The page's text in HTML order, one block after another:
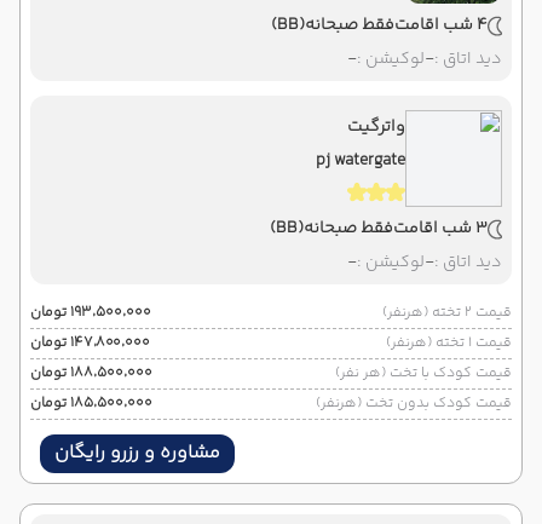
4 شب اقامت فقط صبحانه(BB)
دید اتاق :-لوکیشن :-
واترگیت
pj watergate
3 شب اقامت فقط صبحانه(BB)
دید اتاق :-لوکیشن :-
قیمت 2 تخته (هرنفر)
۱۹۳٬۵۰۰٬۰۰۰ تومان
قیمت 1 تخته (هرنفر)
۱۴۷٬۸۰۰٬۰۰۰ تومان
قیمت کودک با تخت (هر نفر)
۱۸۸٬۵۰۰٬۰۰۰ تومان
قیمت کودک بدون تخت (هرنفر)
۱۸۵٬۵۰۰٬۰۰۰ تومان
مشاوره و رزرو رایگان